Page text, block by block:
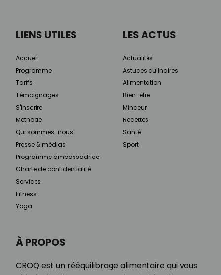
À PROPOS
CROQ est un rééquilibrage alimentaire qui vous
LIENS UTILES
Accueil
Programme
Tarifs
Témoignages
S'inscrire
Méthode
Qui sommes-nous
Presse & médias
Programme ambassadrice
Charte de confidentialité
Services
Fitness
Yoga
LES ACTUS
Actualités
Astuces culinaires
Alimentation
Bien-être
Minceur
Recettes
Santé
Sport